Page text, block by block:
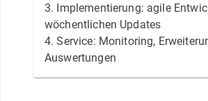
3. Implementierung: agile
wöchentlichen Updates
4. Service: Monitoring,
Auswertungen